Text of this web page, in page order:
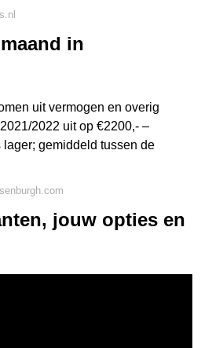
in
uit vermogen en overig
2022 uit op €2200,- –
gemiddeld tussen de
jouw opties en